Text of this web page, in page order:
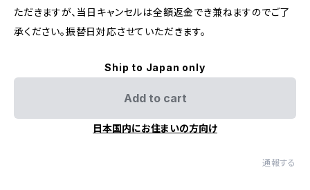
ただきますが、当日キャンセルは全額返金でき兼ねますのでご了
承ください。振替日対応させていただきます。
Ship to Japan only
Add to cart
日本国内にお住まいの方向け
通報する